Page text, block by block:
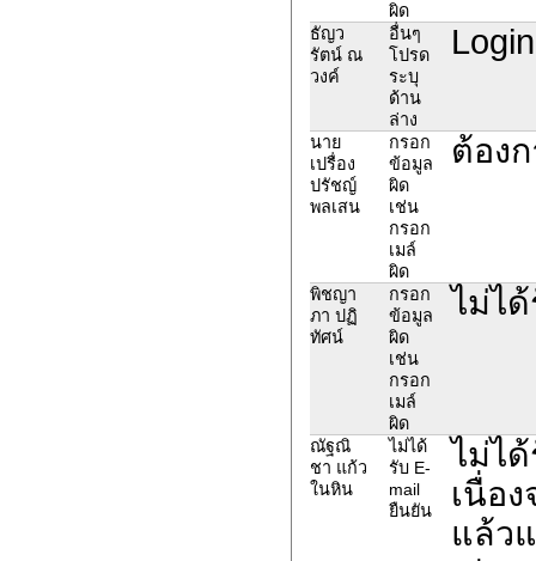
ผิด
ธัญว
รัตน์ ณ
วงค์
อื่นๆ
โปรด
ระบุ
ด้าน
ล่าง
นาย
เปรื่อง
ปรัชญ์
พลเสน
กรอก
ข้อมูล
ผิด
เช่น
กรอก
เมล์
ผิด
ต้อง
พิชญา
ภา ปฏิ
ทัศน์
กรอก
ข้อมูล
ผิด
เช่น
กรอก
เมล์
ผิด
ไม่ไ
ณัฐณิ
ชา แก้ว
ในหิน
ไม่ได้
รับ E-
mail
ยืนยัน
ไม่ไ
เนื่อ
แล้ว